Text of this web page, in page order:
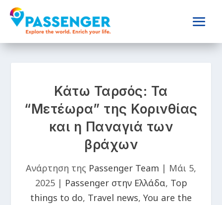
Κάτω Ταρσός: Τα
“Μετέωρα” της Κορινθίας
και η Παναγιά των
βράχων
Ανάρτηση της Passenger Team | Μάι 5,
2025| Passenger στην Ελλάδα, Top
things to do, Travel news, You are the